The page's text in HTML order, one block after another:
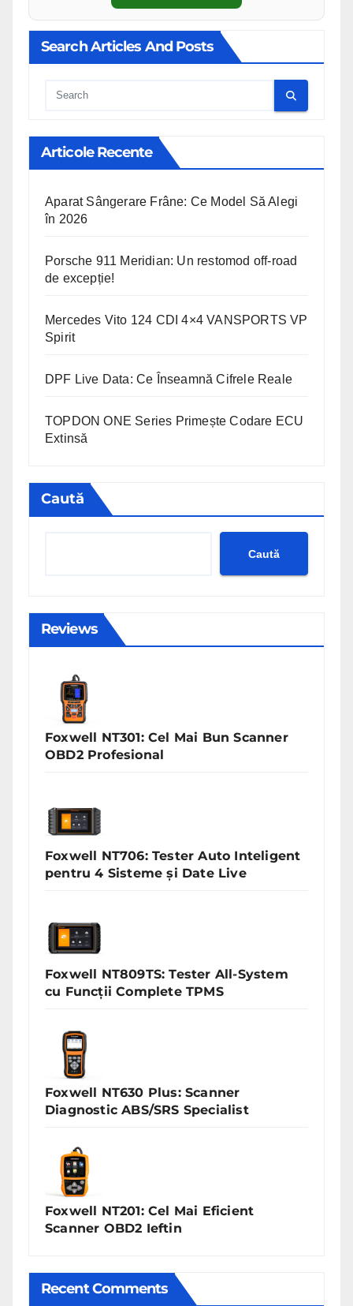
Search Articles And Posts
Cauta
Articole Recente
Aparat Sângerare Frâne: Ce Model Să Alegi
în 2026
Porsche 911 Meridian: Un restomod off-road
de excepție!
Mercedes Vito 124 CDI 4×4 VANSPORTS VP
Spirit
DPF Live Data: Ce Înseamnă Cifrele Reale
TOPDON ONE Series Primește Codare ECU
Extinsă
Caută
Caută
Reviews
Foxwell NT301: Cel Mai Bun Scanner
OBD2 Profesional
Foxwell NT706: Tester Auto Inteligent
pentru 4 Sisteme și Date Live
Foxwell NT809TS: Tester All-System
cu Funcții Complete TPMS
Foxwell NT630 Plus: Scanner
Diagnostic ABS/SRS Specialist
Foxwell NT201: Cel Mai Eficient
Scanner OBD2 Ieftin
Recent Comments